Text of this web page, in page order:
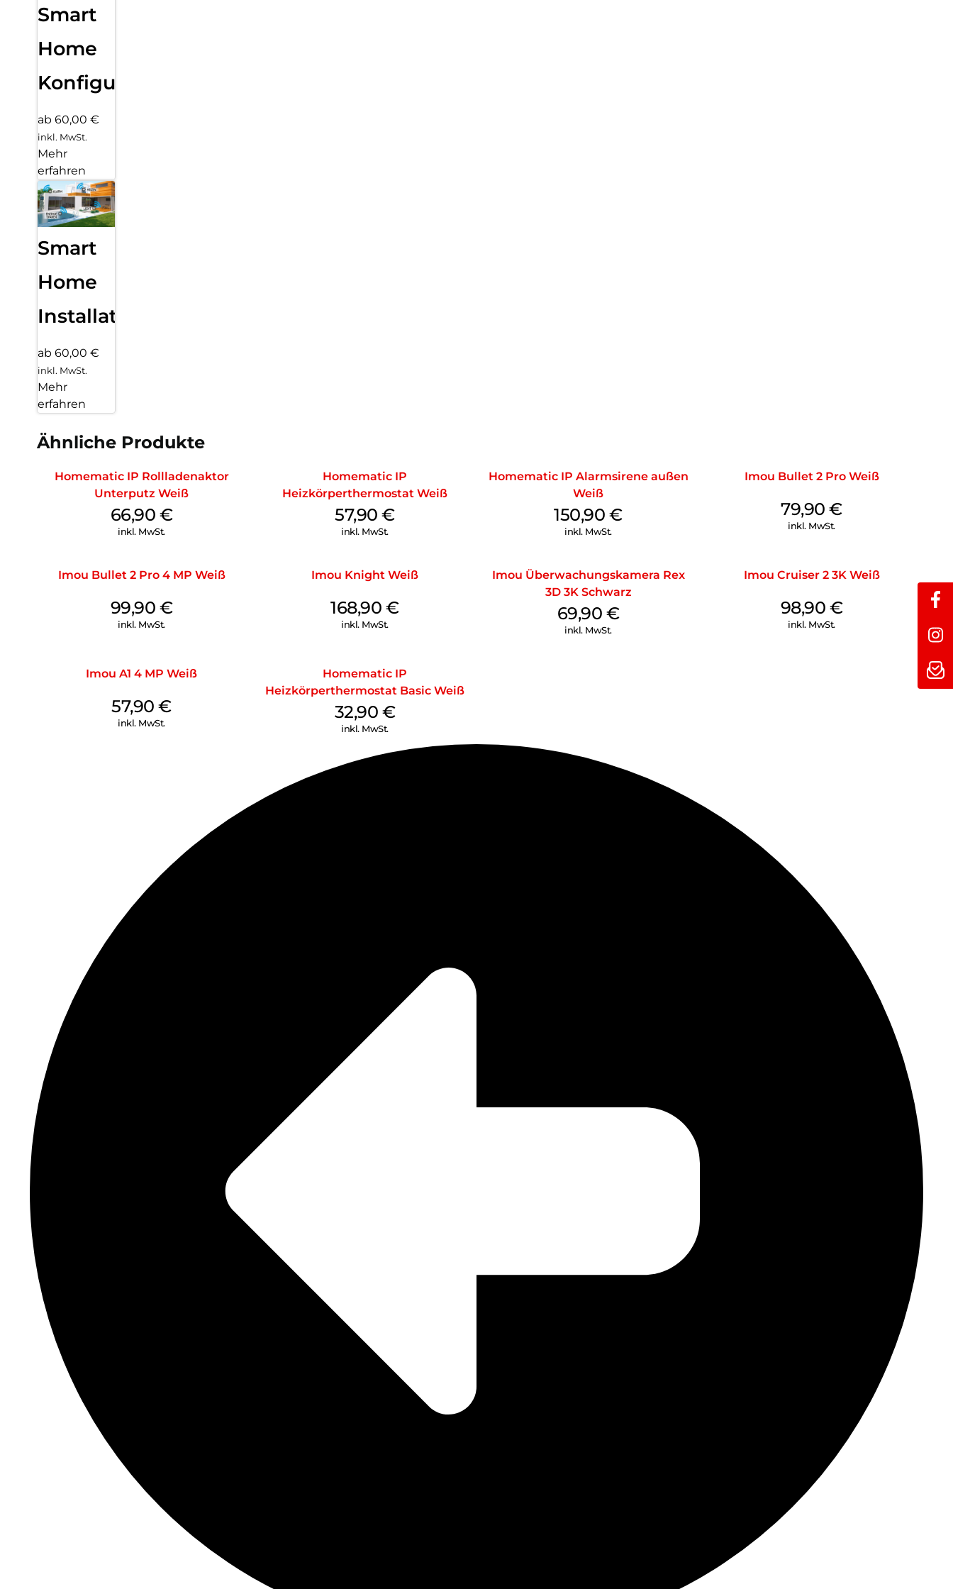
Smart
Home
Konfiguration
ab 60,00 €
inkl. MwSt.
Mehr
erfahren
Smart
Home
Installation
ab 60,00 €
inkl. MwSt.
Mehr
erfahren
Ähnliche Produkte
Homematic IP Rollladenaktor
Unterputz Weiß
66,90 €
inkl. MwSt.
Homematic IP
Heizkörperthermostat Weiß
57,90€
inkl. MwSt.
Homematic IP Alarmsirene außen
Weiß
150,90€
inkl. MwSt.
Imou Bullet 2 Pro Weiß
79,90€
inkl. MwSt.
Imou Bullet 2 Pro 4 MP Weiß
99,90 €
inkl. MwSt.
Imou Knight Weiß
168,90€
inkl. MwSt.
Imou Überwachungskamera Rex
3D 3K Schwarz
69,90 €
inkl. MwSt.
Imou Cruiser 2 3K Weiß
98,90 €
inkl. MwSt.
Imou A1 4 MP Weiß
57,90€
inkl. MwSt.
Homematic IP
Heizkörperthermostat Basic Weiß
32,90 €
inkl. MwSt.